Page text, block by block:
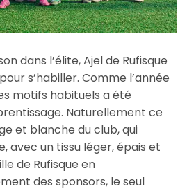
dans l’élite, Ajel de Rufisque
s’habiller. Comme l’année
motifs habituels a été
Naturellement ce
et blanche du club, qui
avec un tissu léger, épais et
de Rufisque en
des sponsors, le seul